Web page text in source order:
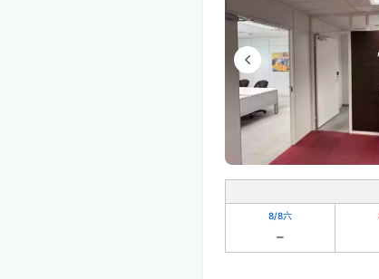
8/8六